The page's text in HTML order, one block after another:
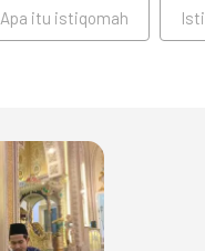
Apa itu istiqomah